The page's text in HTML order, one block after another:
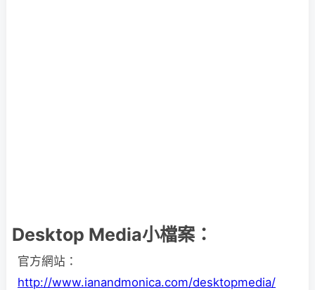
Desktop Media小檔案：
官方網站：
http://www.ianandmonica.com/desktopmedia/